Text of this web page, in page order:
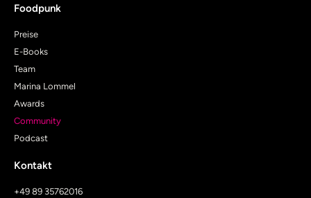
Foodpunk
Preise
E-Books
Team
Marina Lommel
Awards
Community
Podcast
Kontakt
+49 89 35762016